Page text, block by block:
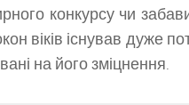
конкурсу чи
віків існував дуже
на його зміцнення.